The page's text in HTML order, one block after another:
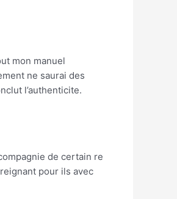
mon manuel
ne saurai des
l’authenticite.
de certain re
pour ils avec